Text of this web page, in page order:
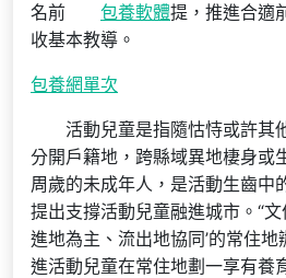
名前
包養軟體提，推進合適
收基本教導。
包養網單次
活動兒童是指隨怙恃或許其
分開戶籍地，跨縣域異地棲身或
周歲的未成年人，是活動生齒中
提出支撐活動兒童融進城市。“文
進地為主、流出地協同’的常住
進活動兒童在常住地劃一享有養